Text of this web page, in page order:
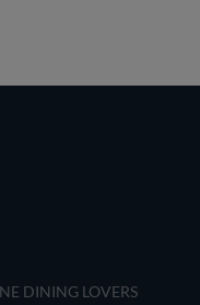
DINING LOVERS